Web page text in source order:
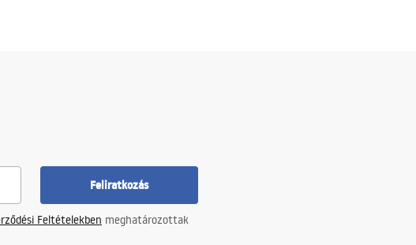
Feliratkozás
Feltételekben meghatározottak